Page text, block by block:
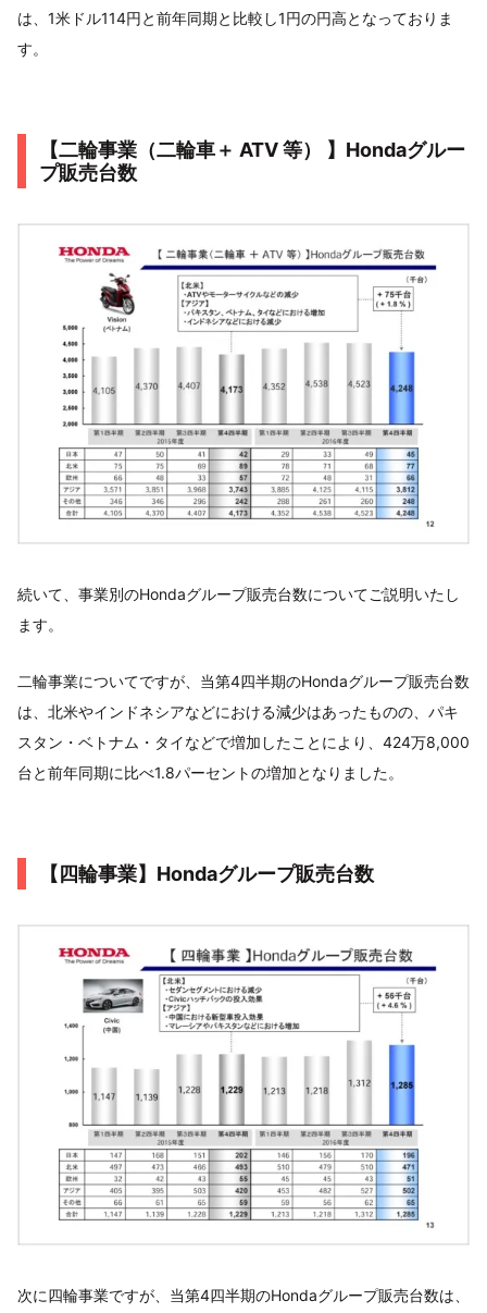
は、1米ドル114円と前年同期と比較し1円の円高となっておりま
す。
【二輪事業（二輪車＋ ATV 等） 】Hondaグルー
プ販売台数
続いて、事業別のHondaグループ販売台数についてご説明いたし
ます。
二輪事業についてですが、当第4四半期のHondaグループ販売台数
は、北米やインドネシアなどにおける減少はあったものの、パキ
スタン・ベトナム・タイなどで増加したことにより、424万8,000
台と前年同期に比べ1.8パーセントの増加となりました。
【四輪事業】Hondaグループ販売台数
次に四輪事業ですが、当第4四半期のHondaグループ販売台数は、